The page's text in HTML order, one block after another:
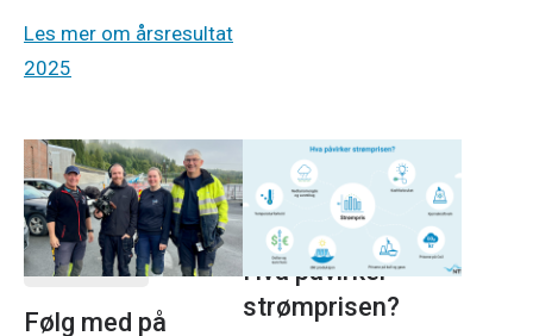
Les mer om årsresultat
2025
Om NTE
Prosjekter
2. feb. 2026
Følg med på
Strøm
14. jan. 2026
Hva påvirker
strømprisen?